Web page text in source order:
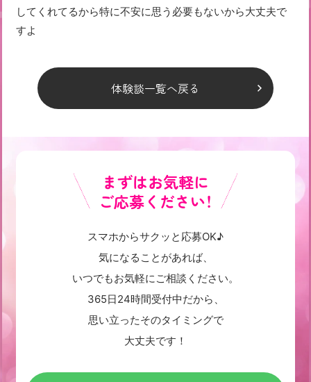
してくれてるから特に不安に思う必要もないから大丈夫で
すよ
体験談一覧へ戻る
まずはお気軽に
ご応募ください！
スマホからサクッと応募OK♪
気になることがあれば、
いつでもお気軽にご相談ください。
365日24時間受付中だから、
思い立ったそのタイミングで
大丈夫です！